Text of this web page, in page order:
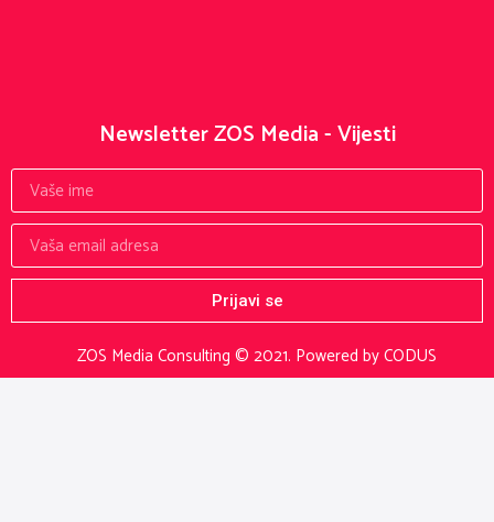
ZOS Media Consulting © 2021. Powered by CODUS
Newsletter ZOS Media - Vijesti
Prijavi se